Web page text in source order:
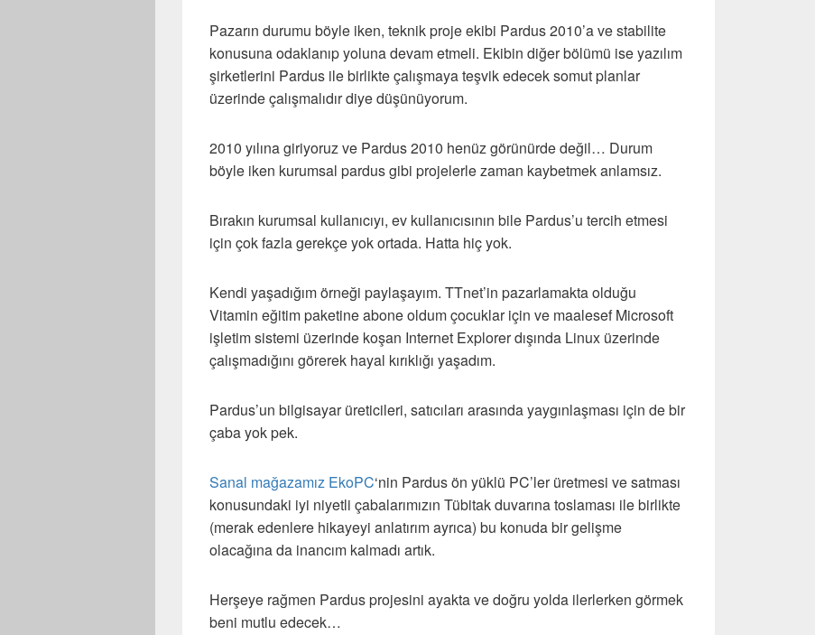
Pazarın durumu böyle iken, teknik proje ekibi Pardus 2010’a ve stabilite
konusuna odaklanıp yoluna devam etmeli. Ekibin diğer bölümü ise yazılım
şirketlerini Pardus ile birlikte çalışmaya teşvik edecek somut planlar
üzerinde çalışmalıdır diye düşünüyorum.
2010 yılına giriyoruz ve Pardus 2010 henüz görünürde değil… Durum
böyle iken kurumsal pardus gibi projelerle zaman kaybetmek anlamsız.
Bırakın kurumsal kullanıcıyı, ev kullanıcısının bile Pardus’u tercih etmesi
için çok fazla gerekçe yok ortada. Hatta hiç yok.
Kendi yaşadığım örneği paylaşayım. TTnet’in pazarlamakta olduğu
Vitamin eğitim paketine abone oldum çocuklar için ve maalesef Microsoft
işletim sistemi üzerinde koşan Internet Explorer dışında Linux üzerinde
çalışmadığını görerek hayal kırıklığı yaşadım.
Pardus’un bilgisayar üreticileri, satıcıları arasında yaygınlaşması için de bir
çaba yok pek.
Sanal mağazamız EkoPC‘nin Pardus ön yüklü PC’ler üretmesi ve satması
konusundaki iyi niyetli çabalarımızın Tübitak duvarına toslaması ile birlikte
(merak edenlere hikayeyi anlatırım ayrıca) bu konuda bir gelişme
olacağına da inancım kalmadı artık.
Herşeye rağmen Pardus projesini ayakta ve doğru yolda ilerlerken görmek
beni mutlu edecek…